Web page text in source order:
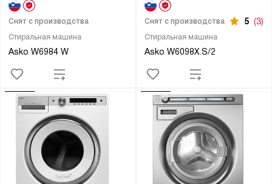
Стиральная машина
Asko W6984 W
Снят с производства
Стиральная машина
Asko W6098X.S/2
Снят с производства 5 (3)